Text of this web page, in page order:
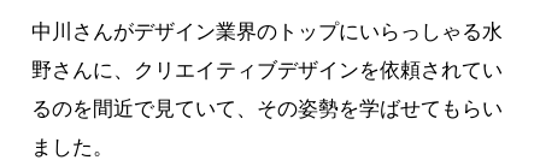
中川さんがデザイン業界のトップにいらっしゃる水
野さんに、クリエイティブデザインを依頼されてい
るのを間近で見ていて、その姿勢を学ばせてもらい
ました。